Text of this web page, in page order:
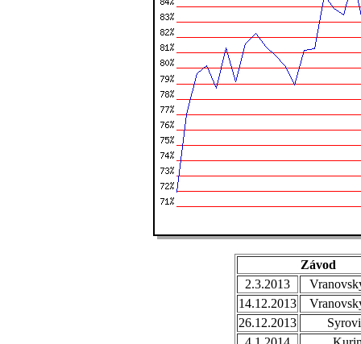
Závod
2.3.2013
14.12.2013
26.12.2013